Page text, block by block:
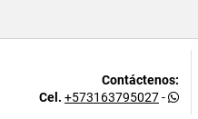
Contáctenos:
Cel. +573163795027-